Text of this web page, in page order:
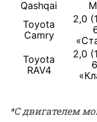
Qashqai
Toyota
Camry
2,0
Toyota
RAV4
2,0
*С двигателем